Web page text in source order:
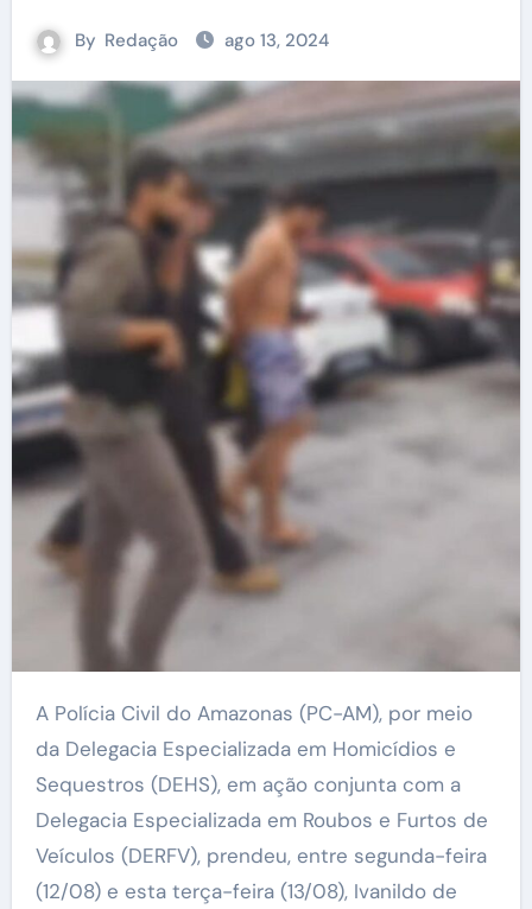
By Redação ago 13, 2024
A Polícia Civil do Amazonas (PC-AM), por meio
da Delegacia Especializada em Homicídios e
Sequestros (DEHS), em ação conjunta com a
Delegacia Especializada em Roubos e Furtos de
Veículos (DERFV), prendeu, entre segunda-feira
(12/08) e esta terça-feira (13/08), Ivanildo de